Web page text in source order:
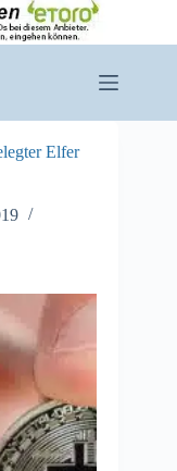
Elfer